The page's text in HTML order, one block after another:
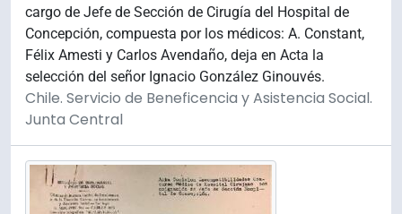
cargo de Jefe de Sección de Cirugía del Hospital de
Concepción, compuesta por los médicos: A. Constant,
Félix Amesti y Carlos Avendaño, deja en Acta la
selección del señor Ignacio González Ginouvés.
Chile. Servicio de Beneficencia y Asistencia Social.
Junta Central